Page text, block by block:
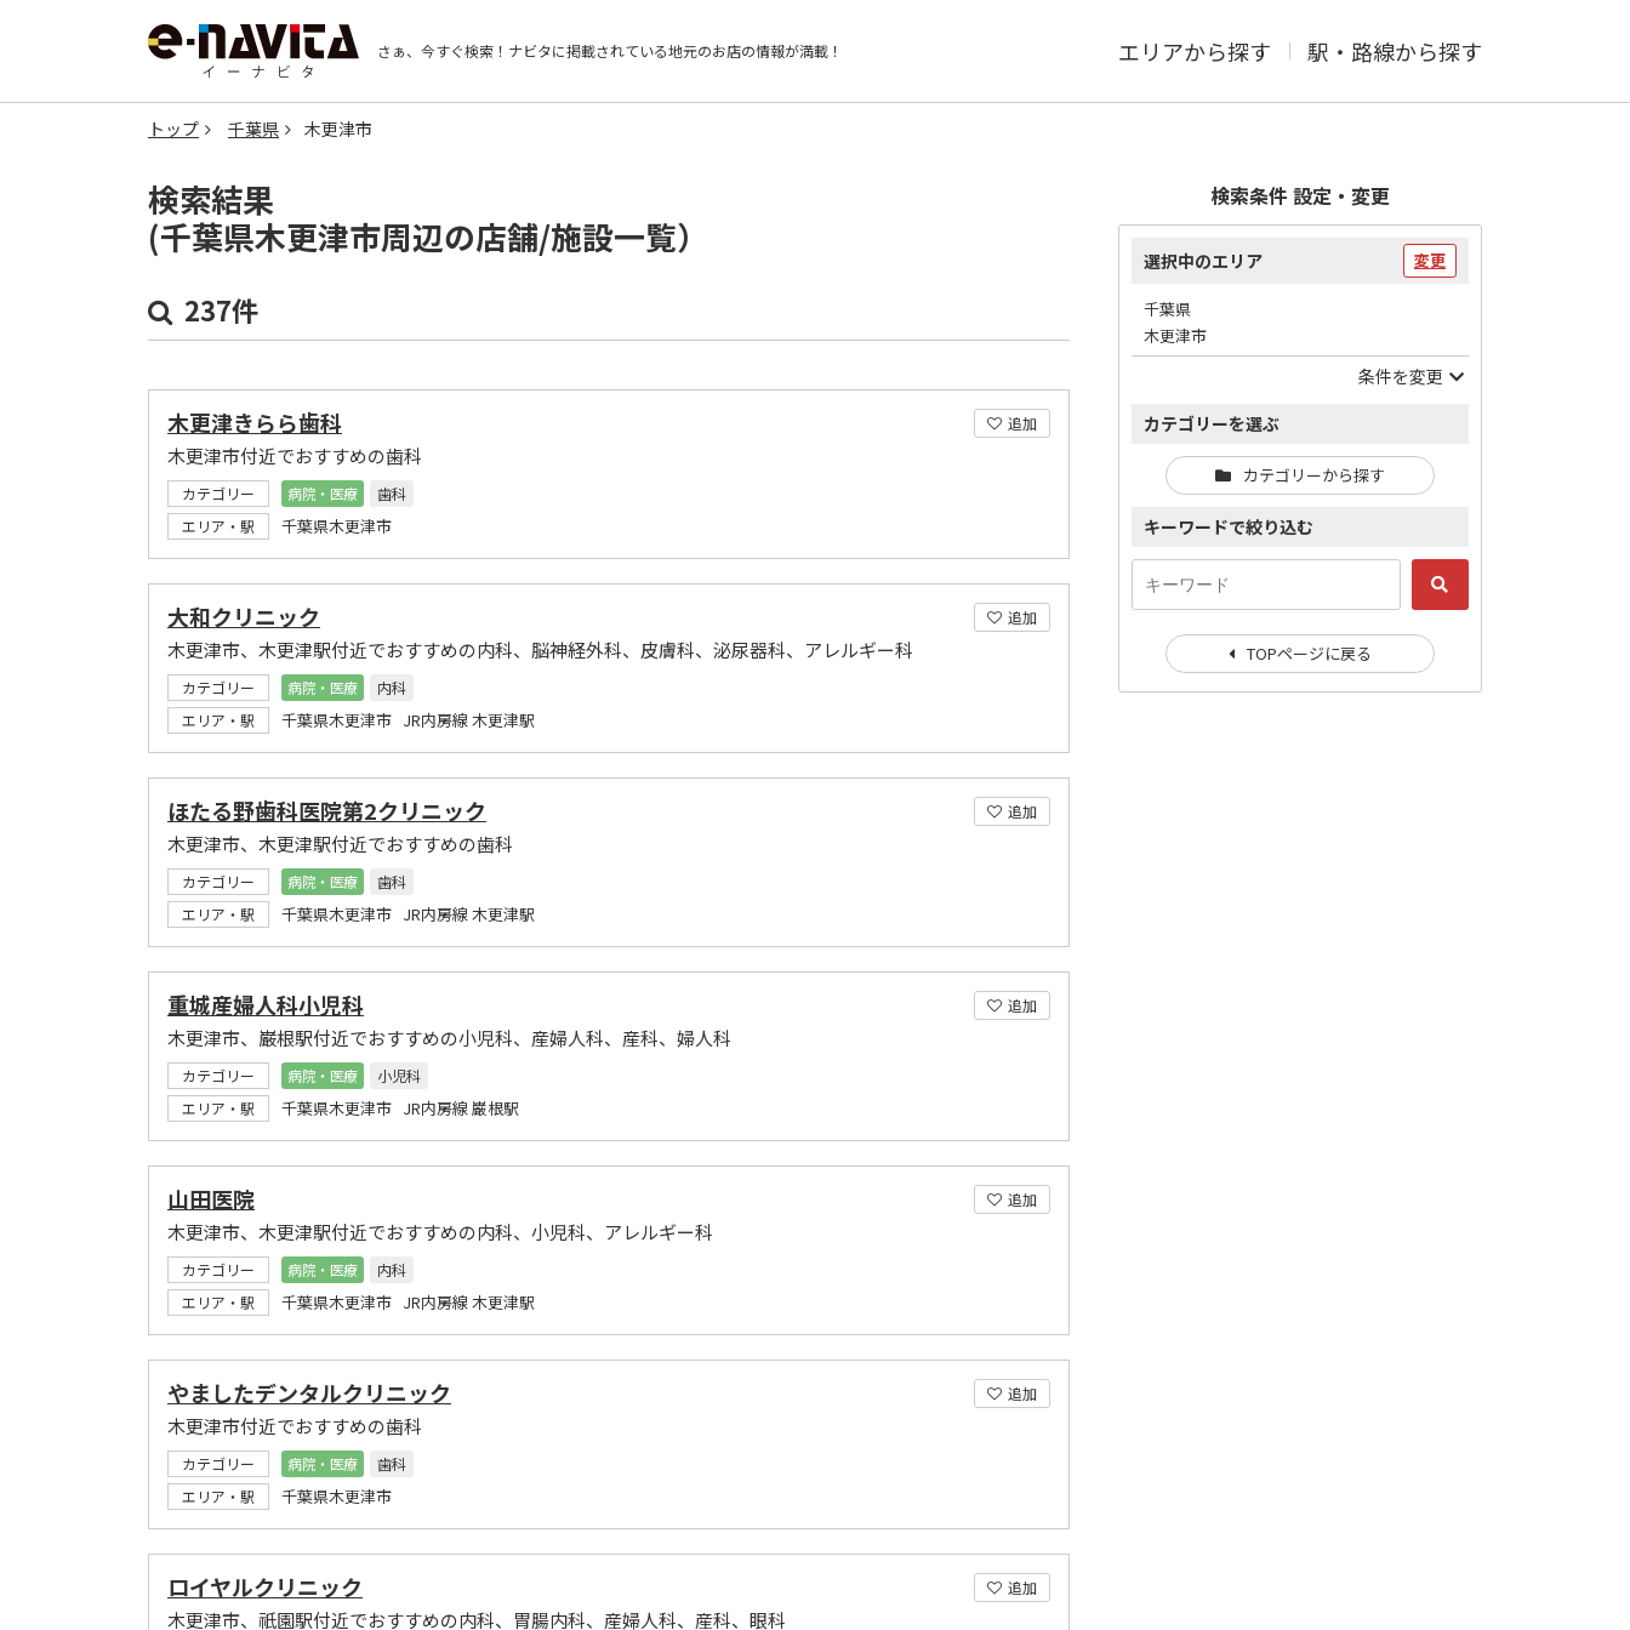
さぁ、今すぐ検索！ ナビタに掲載されている地元のお店の情報が満載！ エリアから探す 駅・路線から探す
トップ 千葉県 木更津市
検索結果
(千葉県木更津市周辺の店舗/施設一覧）
237件
追加
木更津きらら歯科
木更津市付近でおすすめの歯科
カテゴリー 病院・医療
歯科
エリア・駅
千葉県木更津市
追加
大和クリニック
木更津市、木更津駅付近でおすすめの内科、脳神経外科、皮膚科、泌尿器科、アレルギー科
カテゴリー 病院・医療
内科
エリア・駅
千葉県木更津市 JR内房線 木更津駅
追加
ほたる野歯科医院第2クリニック
木更津市、木更津駅付近でおすすめの歯科
カテゴリー 病院・医療
歯科
エリア・駅
千葉県木更津市 JR内房線 木更津駅
追加
重城産婦人科小児科
木更津市、巌根駅付近でおすすめの小児科、産婦人科、産科、婦人科
カテゴリー 病院・医療
小児科
エリア・駅
千葉県木更津市 JR内房線 巌根駅
追加
山田医院
木更津市、木更津駅付近でおすすめの内科、小児科、アレルギー科
カテゴリー 病院・医療
内科
エリア・駅
千葉県木更津市 JR内房線 木更津駅
追加
やましたデンタルクリニック
木更津市付近でおすすめの歯科
カテゴリー 病院・医療
歯科
エリア・駅
千葉県木更津市
追加
ロイヤルクリニック
木更津市、祇園駅付近でおすすめの内科、胃腸内科、産婦人科、産科、眼科
検索条件 設定・変更
選択中のエリア 変更
千葉県
木更津市
条件を変更
カテゴリーを選ぶ
カテゴリーから探す
キーワードで絞り込む
TOPページに戻る